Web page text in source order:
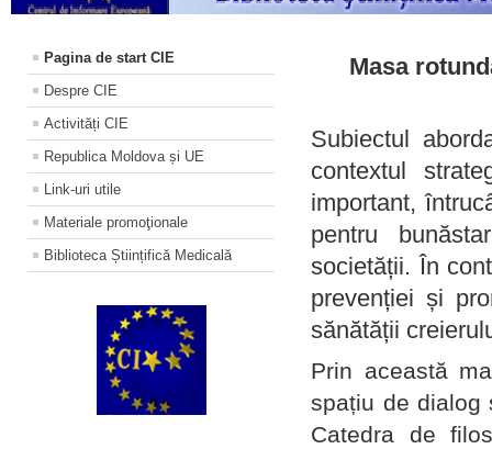
Pagina de start CIE
Despre CIE
Activități CIE
Republica Moldova și UE
Link-uri utile
Materiale promoţionale
Biblioteca Științifică Medicală
Masa
Subiectul
contextul
important,
pentru
societății. În
prevenției și
sănătății
Prin această
spațiu de dialog
Catedra de